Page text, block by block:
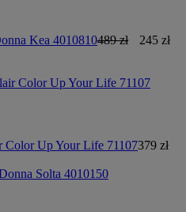
Kea 4010810489 zł
245 zł
Color Up Your Life 71107379 zł